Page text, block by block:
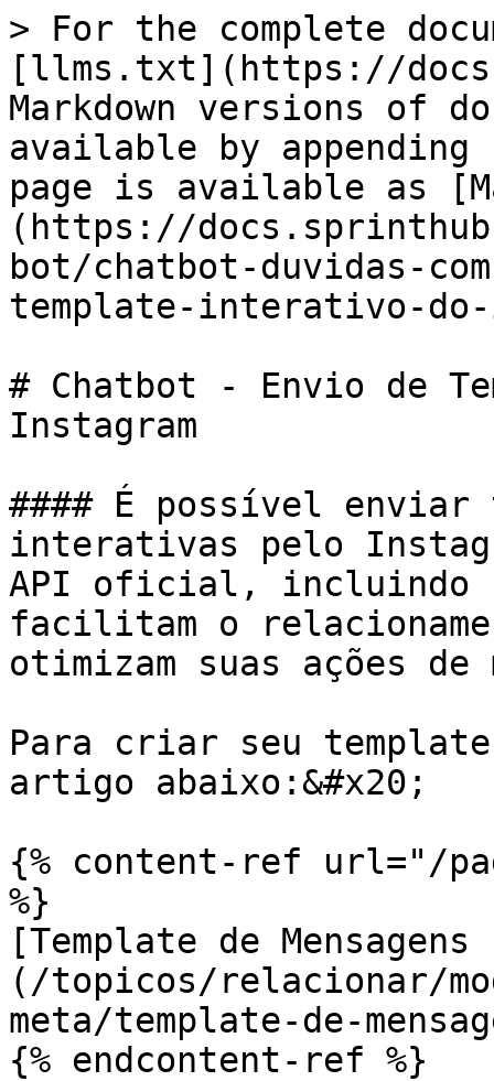
> For the complete
[llms.txt](https://
Markdown versions of
available by
page is available as
(https://
bot/chatbot-duvidas-
template-interativo-do-
# Chatbot - Envio de
Instagram
#### É possível enviar
interativas pelo
API oficial, incluindo
facilitam o
otimizam suas ações
Para criar seu
artigo abaixo:&#x20;
{% content-ref url="/
%}
[Template de
(/topicos/relacionar/
meta/template-de-
{% endcontent-ref %}